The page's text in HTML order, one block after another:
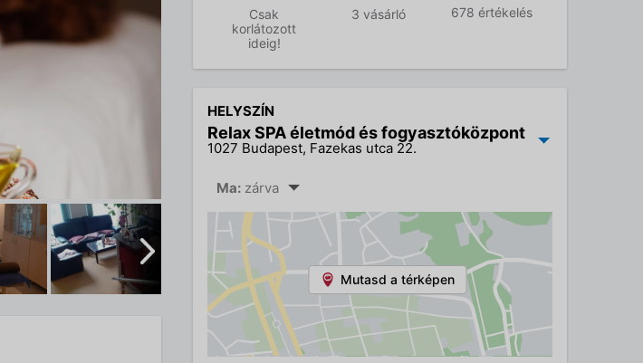
Csak
korlátozott
ideig!
3 vásárló 678 értékelés
HELYSZÍN
Relax SPA életmód és fogyasztóközpont
1027 Budapest, Fazekas utca 22.
Ma: zárva
Mutasd a térképen